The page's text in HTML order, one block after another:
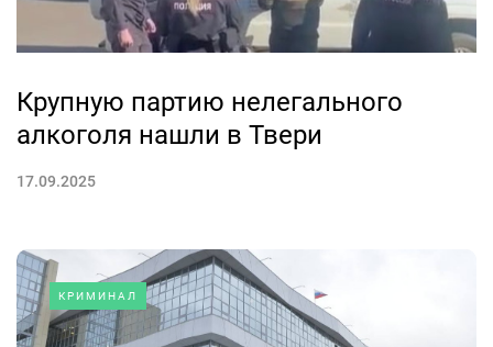
Крупную партию нелегального
алкоголя нашли в Твери
17.09.2025
КРИМИНАЛ